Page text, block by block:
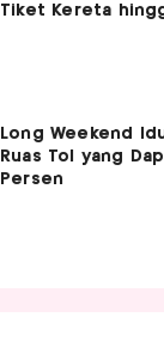
Tiket Kereta
Long Weekend
Ruas Tol yang
Persen